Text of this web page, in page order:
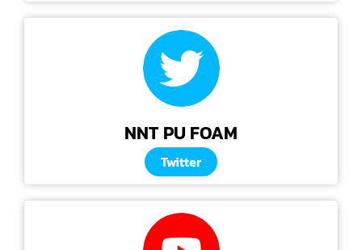
NNT PU FOAM
Twitter